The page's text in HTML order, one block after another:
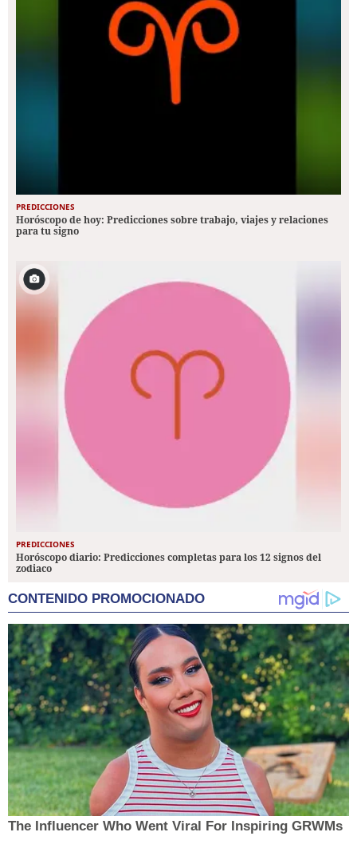
PREDICCIONES
Horóscopo de hoy: Predicciones sobre trabajo, viajes y relaciones
para tu signo
PREDICCIONES
Horóscopo diario: Predicciones completas para los 12 signos del
zodiaco
CONTENIDO PROMOCIONADO
The Influencer Who Went Viral For Inspiring GRWMs